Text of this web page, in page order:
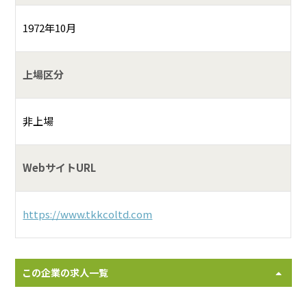
1972年10月
上場区分
非上場
WebサイトURL
https://www.tkkcoltd.com
この企業の求人一覧